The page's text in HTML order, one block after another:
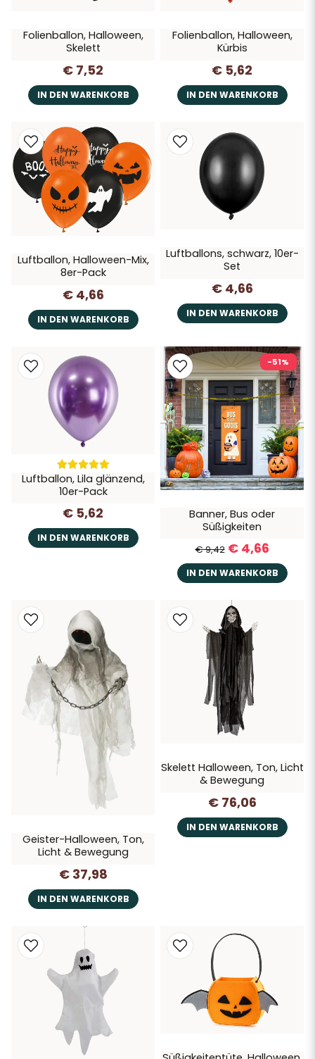
Folienballon, Halloween,
Skelett
€ 7,52
IN DEN WARENKORB
Folienballon, Halloween,
Kürbis
€ 5,62
IN DEN WARENKORB
Luftballon, Halloween-Mix,
8er-Pack
€ 4,66
IN DEN WARENKORB
Luftballons, schwarz, 10er-
Set
€ 4,66
IN DEN WARENKORB
Luftballon, Lila glänzend,
10er-Pack
€ 5,62
IN DEN WARENKORB
Banner, Bus oder
Süßigkeiten
€ 9,42 € 4,66
IN DEN WARENKORB
-51%
Geister-Halloween, Ton,
Licht & Bewegung
€ 37,98
IN DEN WARENKORB
Skelett Halloween, Ton, Licht
& Bewegung
€ 76,06
IN DEN WARENKORB